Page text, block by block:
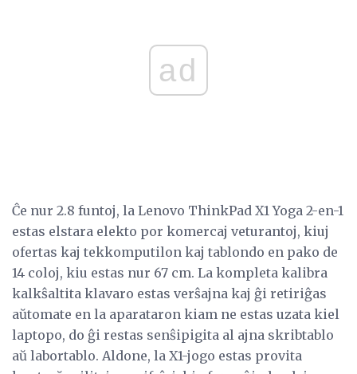
ad
Ĉe nur 2.8 funtoj, la Lenovo ThinkPad X1 Yoga 2-en-1
estas elstara elekto por komercaj veturantoj, kiuj
ofertas kaj tekkomputilon kaj tablondo en pako de
14 coloj, kiu estas nur 67 cm. La kompleta kalibra
kalkŝaltita klavaro estas verŝajna kaj ĝi retiriĝas
aŭtomate en la aparataron kiam ne estas uzata kiel
laptopo, do ĝi restas senŝipigita al ajna skribtablo
aŭ labortablo. Aldone, la X1-jogo estas provita